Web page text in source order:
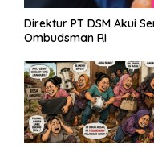
Direktur PT DSM Akui
Ombudsman RI